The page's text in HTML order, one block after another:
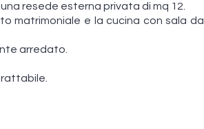
resede esterna privata di mq 12.
matrimoniale e la cucina con sala da
arredato.